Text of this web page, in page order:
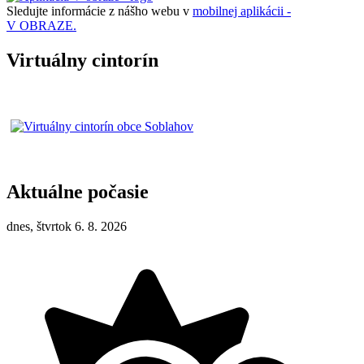
Sledujte informácie z nášho webu v mobilnej aplikácii -
V OBRAZE.
Virtuálny cintorín
Aktuálne počasie
dnes, štvrtok 6. 8. 2026